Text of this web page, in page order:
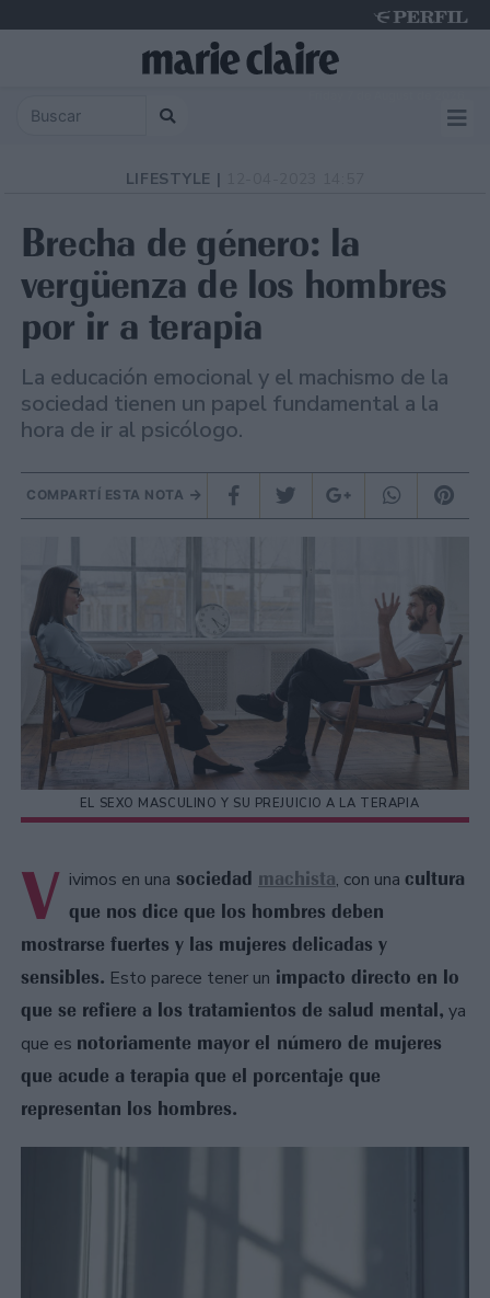
LIFESTYLE |
Brecha de género: la
vergüenza de los hombres
por ir a terapia
La educación emocional y el machismo de la
sociedad tienen un papel fundamental a la
hora de ir al psicólogo.
COMPARTÍ ESTA NOTA
EL SEXO MASCULINO Y SU PREJUICIO A LA TERAPIA
V ivimos en una sociedad machista, con una cultura
que nos dice que los hombres deben
mostrarse fuertes y las mujeres delicadas y
sensibles. Esto parece tener un impacto directo en lo
que se refiere a los tratamientos de salud mental, ya
que es notoriamente mayor el número de mujeres
que acude a terapia que el porcentaje que
representan los hombres.